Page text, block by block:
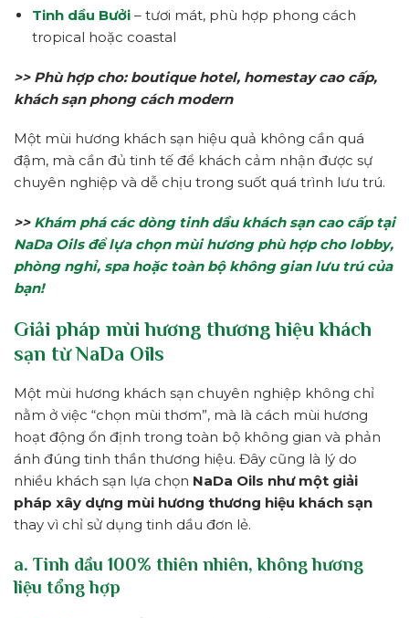
Tinh dầu Bưởi– tươi mát, phù hợp phong cách
tropical hoặc coastal
>> Phù hợp cho: boutique hotel, homestay cao cấp,
khách sạn phong cách modern
Một mùi hương khách sạn hiệu quả không cần quá
đậm, mà cần đủ tinh tế để khách cảm nhận được sự
chuyên nghiệp và dễ chịu trong suốt quá trình lưu trú.
>> Khám phá các dòng tinh dầu khách sạn cao cấp tại
NaDa Oils để lựa chọn mùi hương phù hợp cho lobby,
phòng nghỉ, spa hoặc toàn bộ không gian lưu trú của
bạn!
Giải pháp mùi hương thương hiệu khách
sạn từ NaDa Oils
Một mùi hương khách sạn chuyên nghiệp không chỉ
nằm ở việc “chọn mùi thơm”, mà là cách mùi hương
hoạt động ổn định trong toàn bộ không gian và phản
ánh đúng tinh thần thương hiệu. Đây cũng là lý do
nhiều khách sạn lựa chọn NaDa Oils như một giải
pháp xây dựng mùi hương thương hiệu khách sạn
thay vì chỉ sử dụng tinh dầu đơn lẻ.
a. Tinh dầu 100% thiên nhiên, không hương
liệu tổng hợp